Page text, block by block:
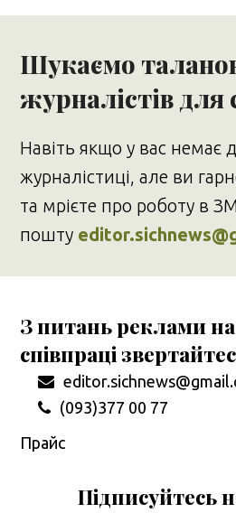
Шукаємо
журналістів для
Навіть якщо у вас немає
журналістиці, але ви
та мрієте про роботу в
пошту
З питань реклами на
співпраці
(093)377 00 77
Прайс
Підписуйтесь